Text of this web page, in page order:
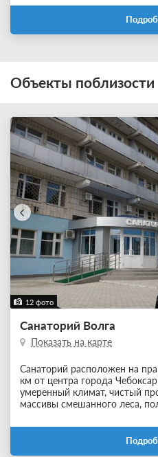
Объекты поблизости
12 фото
Санаторий Волга
Показать на карте
Санаторий расположен на
км от центра города
умеренный климат, чистый
массивы смешанного леса,